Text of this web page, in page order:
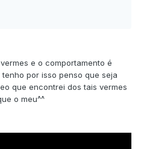
e o comportamento é
por isso penso que seja
que encontrei dos tais vermes
o meu^^